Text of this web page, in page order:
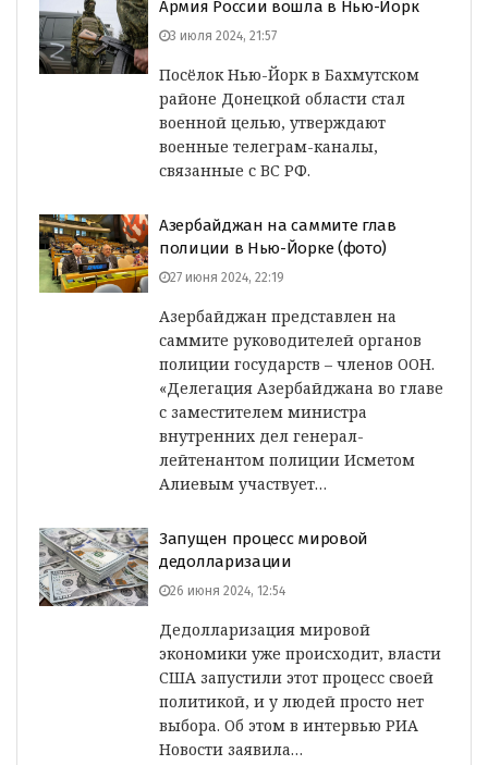
Армия России вошла в Нью-Йорк
3 июля 2024, 21:57
Посёлок Нью-Йорк в Бахмутском
районе Донецкой области стал
военной целью, утверждают
военные телеграм-каналы,
связанные с ВС РФ.
Азербайджан на саммите глав
полиции в Нью-Йорке (фото)
27 июня 2024, 22:19
Азербайджан представлен на
саммите руководителей органов
полиции государств – членов ООН.
«Делегация Азербайджана во главе
с заместителем министра
внутренних дел генерал-
лейтенантом полиции Исметом
Алиевым участвует…
Запущен процесс мировой
дедолларизации
26 июня 2024, 12:54
Дедолларизация мировой
экономики уже происходит, власти
США запустили этот процесс своей
политикой, и у людей просто нет
выбора. Об этом в интервью РИА
Новости заявила…